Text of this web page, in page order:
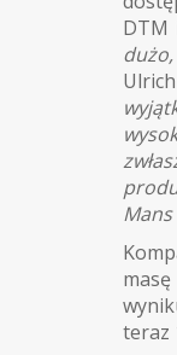
DTM
Mans
teraz